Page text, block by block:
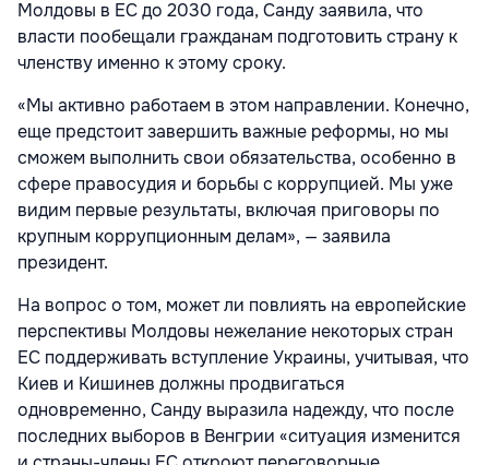
Молдовы в ЕС до 2030 года, Санду заявила, что
власти пообещали гражданам подготовить страну к
членству именно к этому сроку.
«Мы активно работаем в этом направлении. Конечно,
еще предстоит завершить важные реформы, но мы
сможем выполнить свои обязательства, особенно в
сфере правосудия и борьбы с коррупцией. Мы уже
видим первые результаты, включая приговоры по
крупным коррупционным делам», — заявила
президент.
На вопрос о том, может ли повлиять на европейские
перспективы Молдовы нежелание некоторых стран
ЕС поддерживать вступление Украины, учитывая, что
Киев и Кишинев должны продвигаться
одновременно, Санду выразила надежду, что после
последних выборов в Венгрии «ситуация изменится